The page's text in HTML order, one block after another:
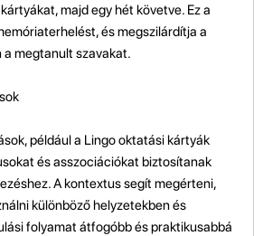
majd egy hét követve. Ez a
és megszilárdítja a
megtanult szavakat.
például a Lingo oktatási kártyák
és asszociációkat biztosítanak
A kontextus segít megérteni,
különböző helyzetekben és
folyamat átfogóbb és praktikusabbá